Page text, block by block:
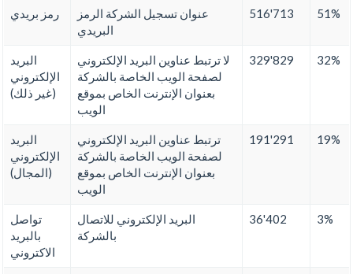
رمز بريدي
عنوان تسجيل الشركة الرمز
البريدي
516'713 51%
البريد
الإلكتروني
(غير ذلك)
لا ترتبط عناوين البريد الإلكتروني
لصفحة الويب الخاصة بالشركة
بعنوان الإنترنت الخاص بموقع
الويب
329'829 32%
البريد
الإلكتروني
(المجال)
ترتبط عناوين البريد الإلكتروني
لصفحة الويب الخاصة بالشركة
بعنوان الإنترنت الخاص بموقع
الويب
191'291 19%
تواصل
بالبريد
الاكتروني
البريد الإلكتروني للاتصال
بالشركة
36'402 3%